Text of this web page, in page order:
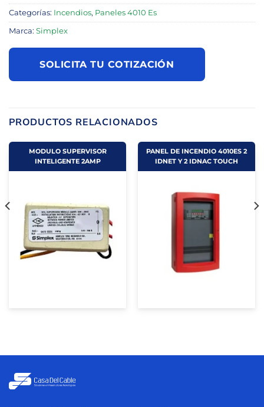
Categorías: Incendios, Paneles 4010 Es
Marca: Simplex
SOLICITA TU COTIZACIÓN
PRODUCTOS RELACIONADOS
MODULO SUPERVISOR
INTELIGENTE 2AMP
PANEL DE INCENDIO 4010ES 2
IDNET Y 2 IDNAC TOUCH